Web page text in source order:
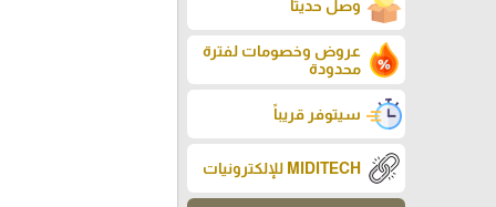
وصل حديثاً
عروض وخصومات لفترة
محدودة
سيتوفر قريباً
MIDITECH للإلكترونيات